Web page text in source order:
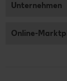
Unternehmen
Online-